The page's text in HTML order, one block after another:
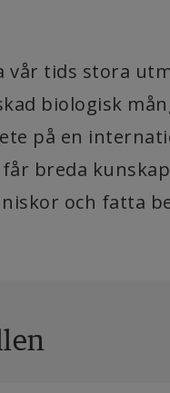
vår tids stora
biologisk
på en
breda
och fatta